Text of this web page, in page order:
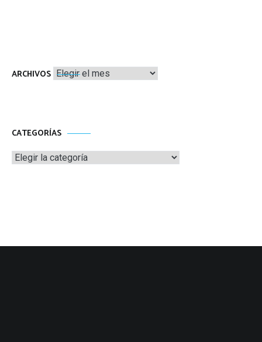
ARCHIVOS Archivos
CATEGORÍAS
Categorías